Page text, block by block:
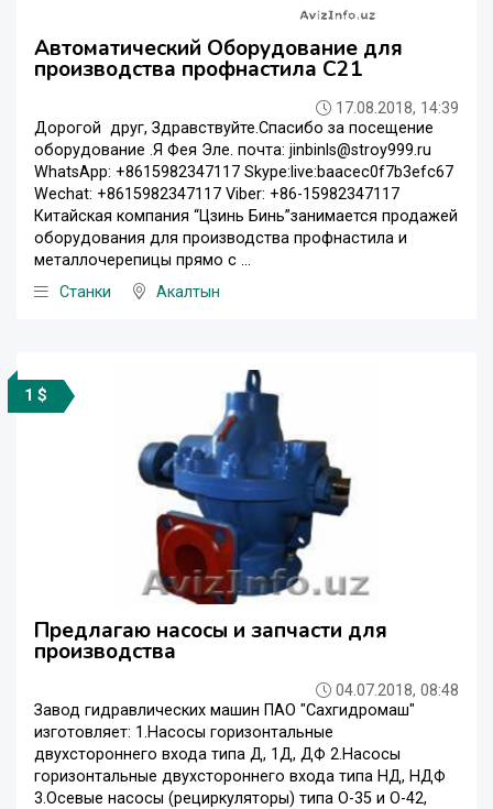
Автоматический Оборудование для
производства профнастила С21
17.08.2018, 14:39
Дорогой друг, Здравствуйте.Спасибо за посещение
oборудование .Я Фея Эле. почта: jinbinls@stroy999.ru
WhatsApp: +8615982347117 Skype:live:baacec0f7b3efc67
Wechat: +8615982347117 Viber: +86-15982347117
Китайская компания “Цзинь Бинь”занимается продажей
оборудования для производства профнастила и
металлочерепицы прямо с ...
Станки
Акалтын
1 $
Предлагаю насосы и запчасти для
производства
04.07.2018, 08:48
Завод гидравлических машин ПАО "Сахгидромаш"
изготовляет: 1.Насосы горизонтальные
двухстороннего входа типа Д, 1Д, ДФ 2.Насосы
горизонтальные двухстороннего входа типа НД, НДФ
3.Осевые насосы (рециркуляторы) типа О-35 и О-42,